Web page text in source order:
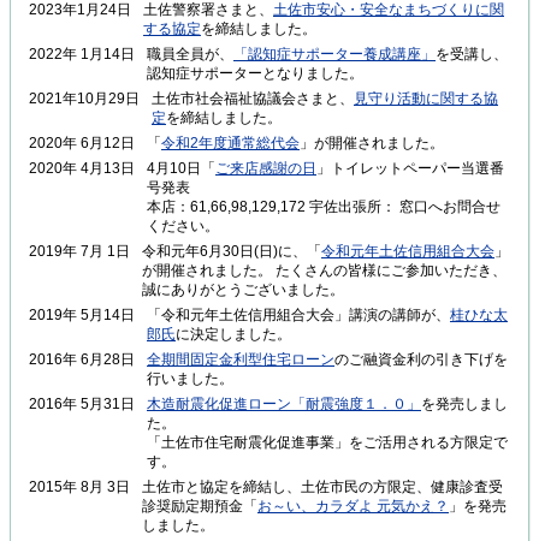
2023年1月24日
土佐警察署さまと、 土佐市安心・安全なまちづくりに関
する協定を締結しました。
2022年 1月14日
職員全員が、 「認知症サポーター養成講座」 を受講し、
認知症サポーターとなりました。
2021年10月29日
土佐市社会福祉協議会さまと、
見守り活動に関する協
定を締結しました。
2020年 6月12日
「 令和2年度通常総代会 」が開催されました。
2020年 4月13日
4月10日「 ご来店感謝の日 」トイレットペーパー当選番
号発表
本店：61,66,98,129,172 宇佐出張所： 窓口へお問合せ
ください。
2019年 7月 1日
令和元年6月30日(日)に、「 令和元年土佐信用組合大会 」
が開催されました。 たくさんの皆様にご参加いただき、
誠にありがとうございました。
2019年 5月14日
「令和元年土佐信用組合大会」講演の講師が、 桂ひな太
郎氏に決定しました。
2016年 6月28日
全期間固定金利型住宅ローンのご融資金利の引き下げを
行いました。
2016年 5月31日
木造耐震化促進ローン「耐震強度１．０」 を発売しまし
た。
「土佐市住宅耐震化促進事業」をご活用される方限定で
す。
2015年 8月 3日
土佐市と協定を締結し、土佐市民の方限定、健康診査受
診奨励定期預金「 お～い、カラダよ 元気かえ？ 」を発売
しました。